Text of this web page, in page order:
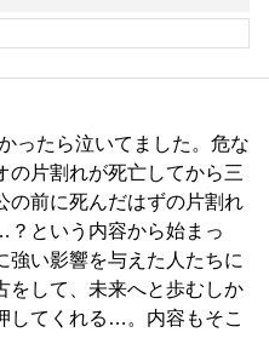
ったら泣いてました。危な
の片割れが死亡してから三
の前に死んだはずの片割れ
という内容から始まっ
強い影響を与えた人たちに
をして、未来へと歩むしか
してくれる…。内容もそこ